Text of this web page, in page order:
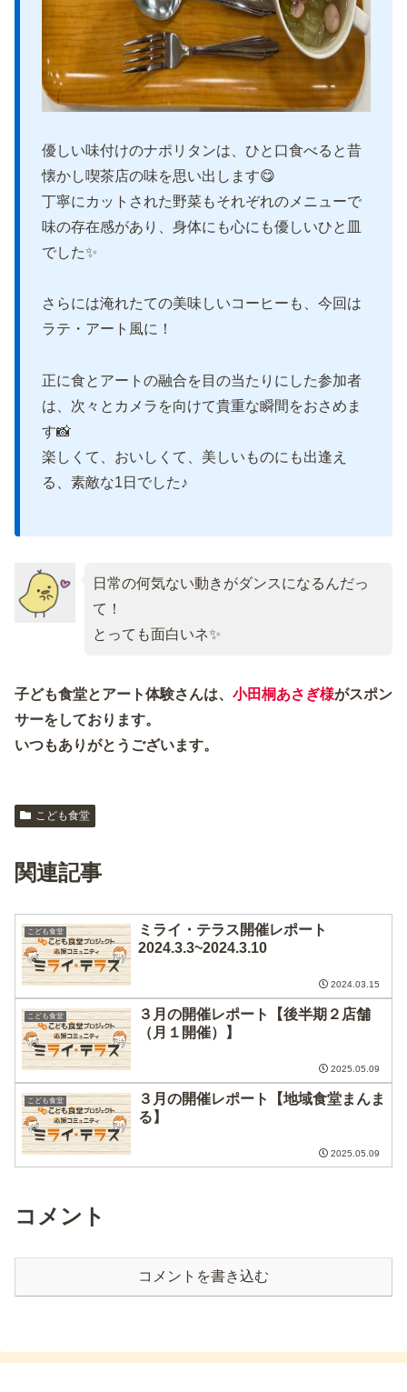
優しい味付けのナポリタンは、ひと口食べると昔
懐かし喫茶店の味を思い出します😋
丁寧にカットされた野菜もそれぞれのメニューで
味の存在感があり、身体にも心にも優しいひと皿
でした✨
さらには淹れたての美味しいコーヒーも、今回は
ラテ・アート風に！
正に食とアートの融合を目の当たりにした参加者
は、次々とカメラを向けて貴重な瞬間をおさめま
す📸
楽しくて、おいしくて、美しいものにも出逢え
る、素敵な1日でした♪
日常の何気ない動きがダンスになるんだっ
て！
とっても面白いネ✨
子ども食堂とアート体験さんは、 小田桐あさぎ様がスポン
サーをしております。
いつもありがとうございます。
こども食堂
関連記事
こども食堂
ミライ・テラス開催レポート
2024.3.3~2024.3.10
2024.03.15
こども食堂
３月の開催レポート【後半期２店舗
（月１開催）】
2025.05.09
こども食堂
３月の開催レポート【地域食堂まんま
る】
2025.05.09
コメント
コメントを書き込む